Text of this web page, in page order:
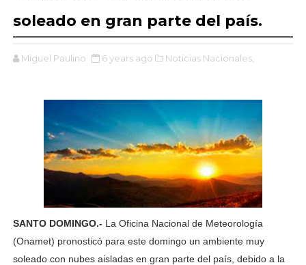
soleado en gran parte del país.
Miguel Paulino 6 years ago Noticias Nacionales,
SANTO DOMINGO.- La Oficina Nacional de Meteorología
(Onamet) pronosticó para este domingo un ambiente muy
soleado con nubes aisladas en gran parte del país, debido a la